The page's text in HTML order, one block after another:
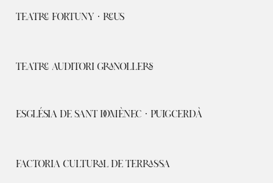
TEATRE FORTUNY · REUS
TEATRE AUDITORI GRANOLLERS
ESGLÉSIA DE SANT DOMÈNEC · PUIGCERDÀ
FACTORIA CULTURAL DE TERRASSA